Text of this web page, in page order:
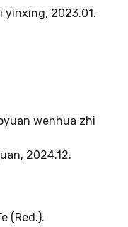
yinxing, 2023.01.
wenhua zhi
2024.12.
(Red.).